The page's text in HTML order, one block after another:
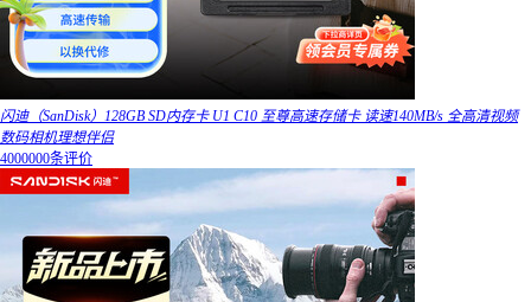
闪迪（SanDisk）128GB SD内存卡 U1 C10 至尊高速存储卡 读速140MB/s 全高清视频
数码相机理想伴侣
4000000条评价